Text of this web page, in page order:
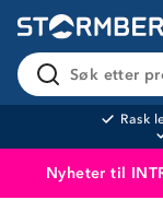
Søk etter
Rask
Nyheter til